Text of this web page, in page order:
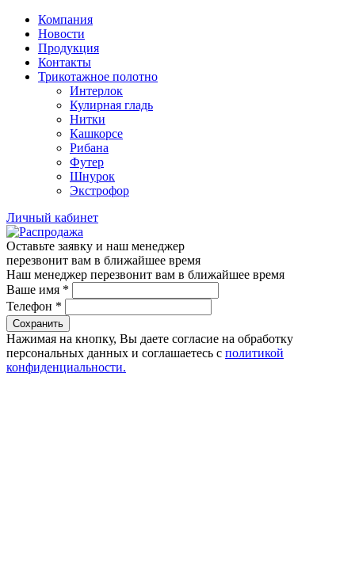
Компания
Новости
Продукция
Контакты
Трикотажное полотно
Интерлок
Кулирная гладь
Нитки
Кашкорсе
Рибана
Футер
Шнурок
Экстрофор
Личный кабинет
Оставьте заявку и наш менеджер
перезвонит вам в ближайшее время
Наш менеджер перезвонит вам в ближайшее время
Ваше имя *
Телефон *
Сохранить
Нажимая на кнопку, Вы даете согласие на обработку
персональных данных и соглашаетесь с политикой
конфиденциальности.